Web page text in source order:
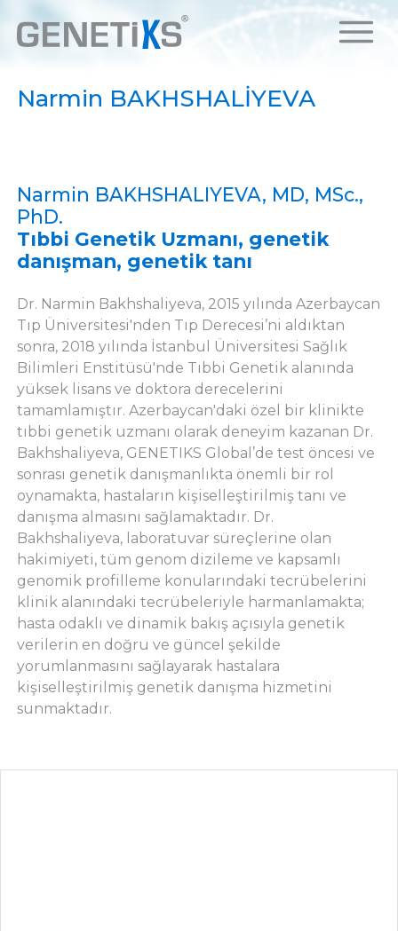
Narmin BAKHSHALİYEVA
Narmin BAKHSHALIYEVA, MD, MSc.,
PhD.
Tıbbi Genetik Uzmanı, genetik
danışman, genetik tanı
Dr. Narmin Bakhshaliyeva, 2015 yılında Azerbaycan
Tıp Üniversitesi'nden Tıp Derecesi’ni aldıktan
sonra, 2018 yılında İstanbul Üniversitesi Sağlık
Bilimleri Enstitüsü'nde Tıbbi Genetik alanında
yüksek lisans ve doktora derecelerini
tamamlamıştır. Azerbaycan'daki özel bir klinikte
tıbbi genetik uzmanı olarak deneyim kazanan Dr.
Bakhshaliyeva, GENETIKS Global’de test öncesi ve
sonrası genetik danışmanlıkta önemli bir rol
oynamakta, hastaların kişiselleştirilmiş tanı ve
danışma almasını sağlamaktadır. Dr.
Bakhshaliyeva, laboratuvar süreçlerine olan
hakimiyeti, tüm genom dizileme ve kapsamlı
genomik profilleme konularındaki tecrübelerini
klinik alanındaki tecrübeleriyle harmanlamakta;
hasta odaklı ve dinamik bakış açısıyla genetik
verilerin en doğru ve güncel şekilde
yorumlanmasını sağlayarak hastalara
kişiselleştirilmiş genetik danışma hizmetini
sunmaktadır.